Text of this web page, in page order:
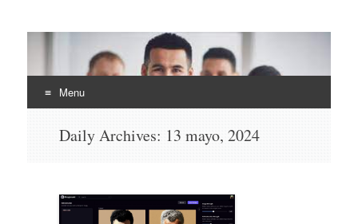
EHLI
UNINTER
Menu
Daily Archives: 13 mayo, 2024